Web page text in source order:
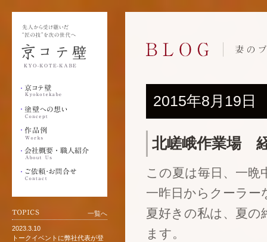
一覧へ
2023.3.10
トークイベントに弊社代表が登
2015年8月19日
北嵯峨作業場
この夏は毎日、一
一昨日からクーラ
夏好きの私は、夏
ます。